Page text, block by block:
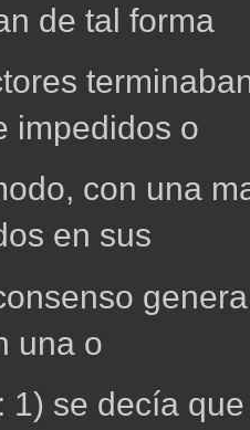
de tal forma
impedidos o
con una
en sus
una o
1) se decía